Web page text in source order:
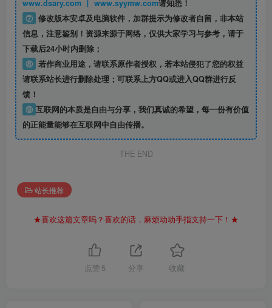
www.dsary.com 丨 www.syymw.com请知悉！
⑦ 修改版本安卓及电脑软件，加群提示为修改者自留， 非本站
信息，注意鉴别！资源来源于网络，仅供大家学习与参考，请于
下载后24小时内删除；
⑧ 若作商业用途，请联系原作者授权，若本站侵犯了您的权益
请联系站长进行删除处理；可联系上方QQ或进入QQ群进行反
馈！
⑨ 互联网的本质是自由与分享，我们真诚的希望，每一份有价值
的正能量能够在互联网中自由传播。
THE END
站长推荐
★喜欢这篇文章吗？喜欢的话，麻烦动动手指支持一下！★
点赞 5 分享 收藏